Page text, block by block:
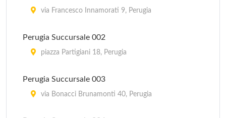
Pro Bastia
Pro Loco
via Francesco Innamorati 9, Perugia
Perugia Succursale 002
piazza Partigiani 18, Perugia
Perugia Succursale 003
via Bonacci Brunamonti 40, Perugia